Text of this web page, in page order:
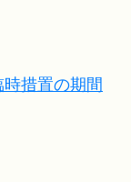
措置の期間